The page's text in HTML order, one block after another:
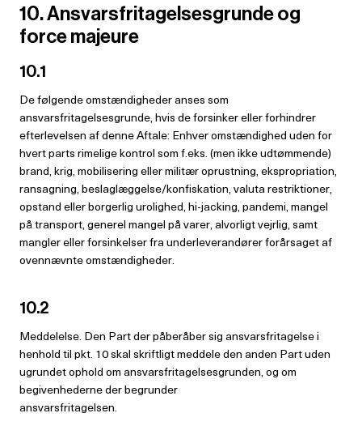
10. Ansvarsfritagelsesgrunde og
force majeure
10.1
De følgende omstændigheder anses som
ansvarsfritagelsesgrunde, hvis de forsinker eller forhindrer
efterlevelsen af denne Aftale: Enhver omstændighed uden for
hvert parts rimelige kontrol som f.eks. (men ikke udtømmende)
brand, krig, mobilisering eller militær oprustning, ekspropriation,
ransagning, beslaglæggelse/konfiskation, valuta restriktioner,
opstand eller borgerlig urolighed, hi-jacking, pandemi, mangel
på transport, generel mangel på varer, alvorligt vejrlig, samt
mangler eller forsinkelser fra underleverandører forårsaget af
ovennævnte omstændigheder.
10.2
Meddelelse. Den Part der påberåber sig ansvarsfritagelse i
henhold til pkt. 10 skal skriftligt meddele den anden Part uden
ugrundet ophold om ansvarsfritagelsesgrunden, og om
begivenhederne der begrunder
ansvarsfritagelsen.